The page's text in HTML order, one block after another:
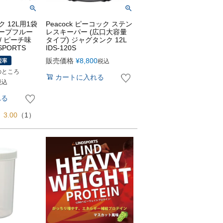
12L用1袋
プフルー
ピーチ味
ところ
込
3.00 （1）
Peacock ピーコック ステン
レスキーパー (広口大容量
タイプ) ジャグタンク 12L
IDS-120S
販売価格 ¥8,800税込
カートに入れる